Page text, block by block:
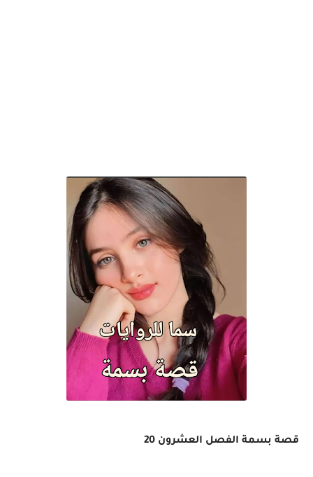
قصة بسمة الفصل العشرون 20